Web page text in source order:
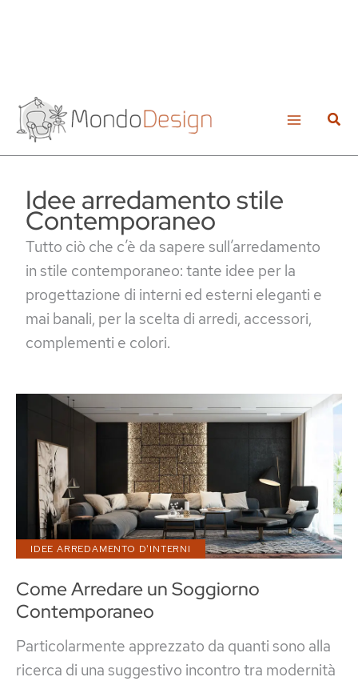
contenuto
Idee arredamento stile
Contemporaneo
Tutto ciò che c’è da sapere sull’arredamento
in stile contemporaneo: tante idee per la
progettazione di interni ed esterni eleganti e
mai banali, per la scelta di arredi, accessori,
complementi e colori.
Come Arredare un Soggiorno
Contemporaneo
IDEE ARREDAMENTO D'INTERNI
Particolarmente apprezzato da quanti sono alla
ricerca di una suggestivo incontro tra modernità